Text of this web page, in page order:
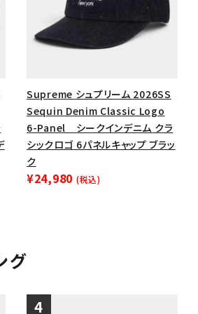
Supreme シュプリーム 2026SS
Sequin Denim Classic Logo
6-Panel シークインデニム クラ
シックロゴ 6パネルキャップ ブラッ
ク
¥24,980 (税込)
グ